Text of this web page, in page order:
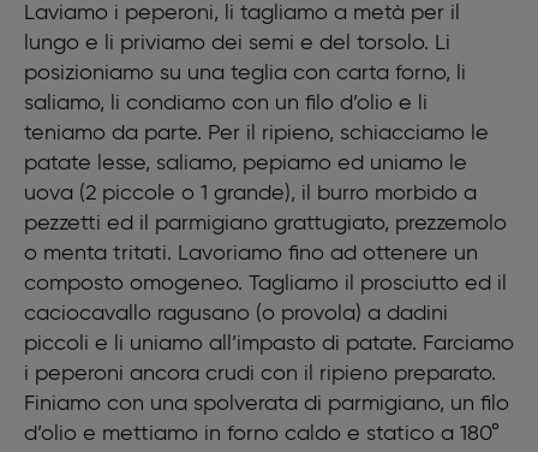
70 g prosciutto cotto
70 g caciocavallo
Olio Evo
Laviamo i peperoni, li tagliamo a metà per il
lungo e li priviamo dei semi e del torsolo. Li
posizioniamo su una teglia con carta forno, li
saliamo, li condiamo con un filo d’olio e li
teniamo da parte. Per il ripieno, schiacciamo le
patate lesse, saliamo, pepiamo ed uniamo le
uova (2 piccole o 1 grande), il burro morbido a
pezzetti ed il parmigiano grattugiato, prezzemolo
o menta tritati. Lavoriamo fino ad ottenere un
composto omogeneo. Tagliamo il prosciutto ed il
caciocavallo ragusano (o provola) a dadini
piccoli e li uniamo all’impasto di patate. Farciamo
i peperoni ancora crudi con il ripieno preparato.
Finiamo con una spolverata di parmigiano, un filo
d’olio e mettiamo in forno caldo e statico a 180°